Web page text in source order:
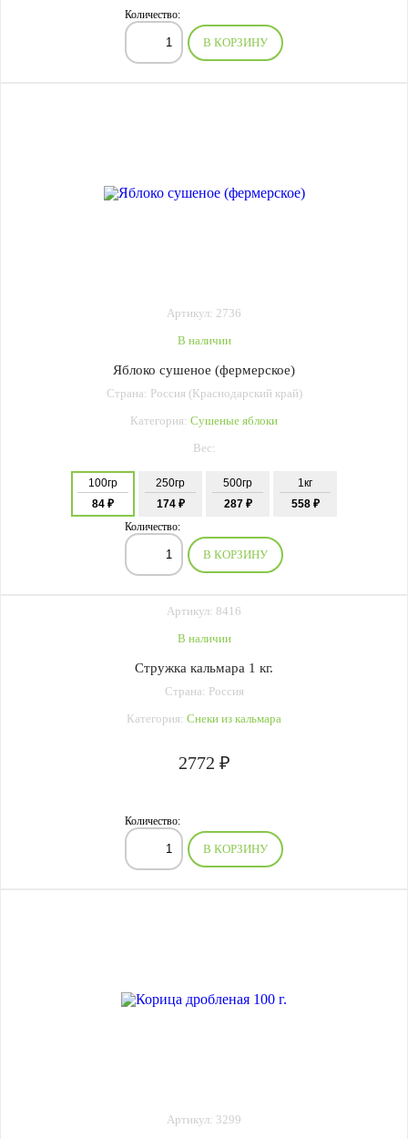
Количество:
В КОРЗИНУ
Артикул: 2736
В наличии
Яблоко сушеное (фермерское)
Страна: Россия (Краснодарский край)
Категория: Сушеные яблоки
Вес:
100гр
84 ₽
250гр
174 ₽
500гр
287 ₽
1кг
558 ₽
Количество:
В КОРЗИНУ
Артикул: 8416
В наличии
Стружка кальмара 1 кг.
Страна: Россия
Категория: Снеки из кальмара
2772 ₽
Количество:
В КОРЗИНУ
Артикул: 3299